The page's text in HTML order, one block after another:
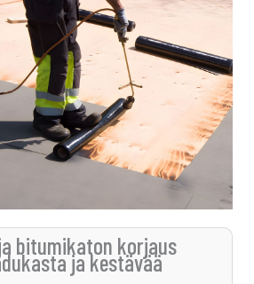
bitumikaton korjaus
ja kestävää